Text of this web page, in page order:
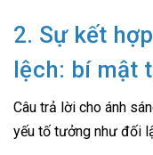
2. Sự kết
lệch: bí mật
Câu trả lời cho ánh
yếu tố tưởng như đối